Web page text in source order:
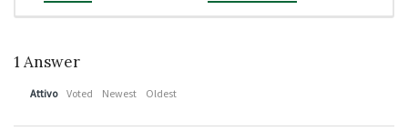
1 Answer
Attivo Voted Newest Oldest